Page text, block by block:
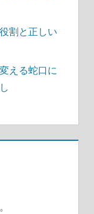
割と正しい
える蛇口に